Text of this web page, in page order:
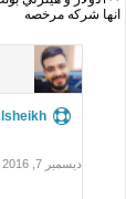
انها شركه مرخصه
ديسمبر 7, 2016 at 1:11 م